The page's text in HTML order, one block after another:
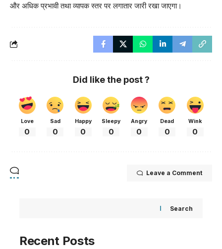
और अधिक प्रभावी तथा व्यापक स्तर पर लगातार जारी रखा जाएगा।
Did like the post ?
Love
0
Sad
0
Happy
0
Sleepy
0
Angry
0
Dead
0
Wink
0
Leave a Comment
Search
Recent Posts